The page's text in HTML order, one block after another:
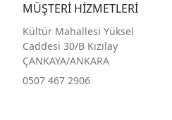
MÜŞTERİ HİZMETLERİ
Kültür Mahallesi Yüksel
Caddesi 30/B Kızılay
ÇANKAYA/ANKARA
0507 467 2906